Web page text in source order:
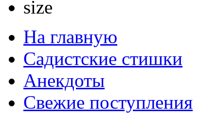
На главную
Садистские стишки
Анекдоты
Свежие поступления